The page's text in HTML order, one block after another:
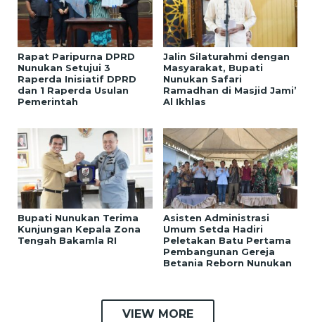
Rapat Paripurna DPRD
Nunukan Setujui 3
Raperda Inisiatif DPRD
dan 1 Raperda Usulan
Pemerintah
Jalin Silaturahmi dengan
Masyarakat, Bupati
Nunukan Safari
Ramadhan di Masjid Jami’
Al Ikhlas
Bupati Nunukan Terima
Kunjungan Kepala Zona
Tengah Bakamla RI
Asisten Administrasi
Umum Setda Hadiri
Peletakan Batu Pertama
Pembangunan Gereja
Betania Reborn Nunukan
VIEW MORE